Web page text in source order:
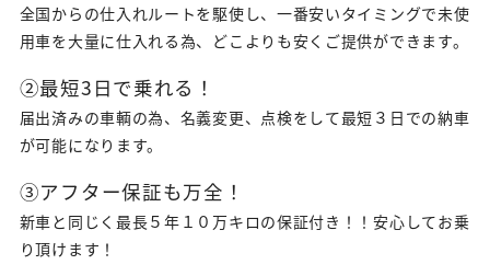
全国からの仕入れルートを駆使し、一番安いタイミングで未使
用車を大量に仕入れる為、どこよりも安くご提供ができます。
②最短3日で乗れる！
届出済みの車輌の為、名義変更、点検をして最短３日での納車
が可能になります。
③アフター保証も万全！
新車と同じく最長５年１０万キロの保証付き！！安心してお乗
り頂けます！